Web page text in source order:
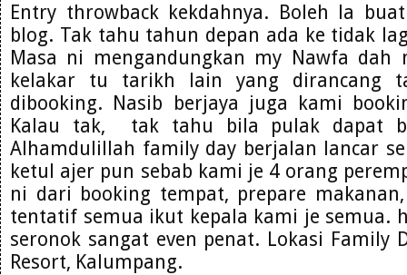
Entry throwback kekdahnya. Boleh la
blog. Tak tahu tahun depan ada ke tidak
Masa ni mengandungkan my Nawfa dah
kelakar tu tarikh lain yang dirancang
dibooking. Nasib berjaya juga kami
Kalau tak, tak tahu bila pulak dapat
Alhamdulillah family day berjalan lancar
ketul ajer pun sebab kami je 4 orang
ni dari booking tempat, prepare
tentatif semua ikut kepala kami je semua.
seronok sangat even penat. Lokasi Family
Resort, Kalumpang.